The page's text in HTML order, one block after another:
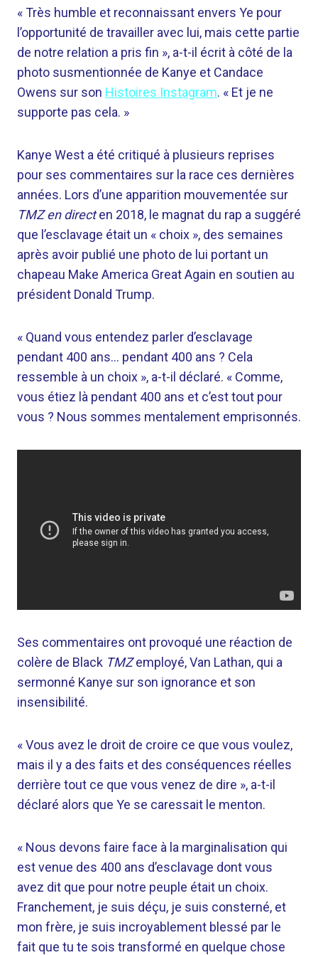
« Très humble et reconnaissant envers Ye pour
l’opportunité de travailler avec lui, mais cette partie
de notre relation a pris fin », a-t-il écrit à côté de la
photo susmentionnée de Kanye et Candace
Owens sur son Histoires Instagram. « Et je ne
supporte pas cela. »
Kanye West a été critiqué à plusieurs reprises
pour ses commentaires sur la race ces dernières
années. Lors d’une apparition mouvementée sur
TMZ en directen 2018, le magnat du rap a suggéré
que l’esclavage était un « choix », des semaines
après avoir publié une photo de lui portant un
chapeau Make America Great Again en soutien au
président Donald Trump.
« Quand vous entendez parler d’esclavage
pendant 400 ans… pendant 400 ans ? Cela
ressemble à un choix », a-t-il déclaré. « Comme,
vous étiez là pendant 400 ans et c’est tout pour
vous ? Nous sommes mentalement emprisonnés.
Ses commentaires ont provoqué une réaction de
colère de Black TMZemployé, Van Lathan, qui a
sermonné Kanye sur son ignorance et son
insensibilité.
« Vous avez le droit de croire ce que vous voulez,
mais il y a des faits et des conséquences réelles
derrière tout ce que vous venez de dire », a-t-il
déclaré alors que Ye se caressait le menton.
« Nous devons faire face à la marginalisation qui
est venue des 400 ans d’esclavage dont vous
avez dit que pour notre peuple était un choix.
Franchement, je suis déçu, je suis consterné, et
mon frère, je suis incroyablement blessé par le
fait que tu te sois transformé en quelque chose